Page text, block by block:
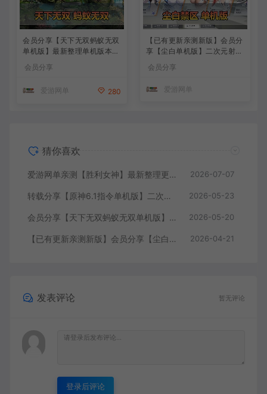
会员分享【天下无双蚂蚁无双
单机版】最新整理单机版本
带GM命令后台 武侠怀旧网游
免虚拟机一键端 配套视频教
会员分享
爱游网单 280
【已有更新亲测新版】会员分
享【尘白单机版】二次元射击
类网游单机版一键端
会员分享
爱游网单
猜你喜欢
爱游网单亲测【胜利女神】最新整理更新第7版148.10.5NIKKE胜利女神妮姬单机版方舟活动148版本官服GM可无限抽卡全剧情免虚拟机一键端视频安装教学 2026-07-07
转载分享【原神6.1指令单机版】二次元网游单机版 指令模拟端 登录 战斗 地图 魔物 背包 抽卡 商店 MOD 未亲测图文教学 2026-05-23
会员分享【天下无双蚂蚁无双单机版】最新整理单机版本 带GM命令后台 武侠怀旧网游 免虚拟机一键端 配套视频教学 2026-05-20
【已有更新亲测新版】会员分享【尘白单机版】二次元射击类网游单机版一键端 2026-04-21
发表评论 暂无评论
登录后评论